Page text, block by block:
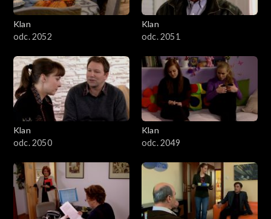
Klan
odc. 2052
Klan
odc. 2051
Klan
odc. 2050
Klan
odc. 2049